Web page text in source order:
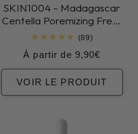
SKIN1004 - Madagascar
Centella Poremizing Fresh
Ampoule(89)89
des
Prix
habituel
À partir de 9,90€
VOIR LE PRODUIT